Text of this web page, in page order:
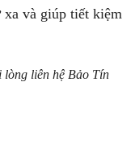
xa và giúp tiết kiệm
lòng liên hệ Bảo Tín